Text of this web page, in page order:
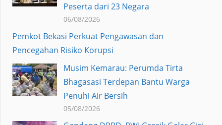
Peserta dari 23 Negara
06/08/2026
Pemkot Bekasi Perkuat Pengawasan dan
Pencegahan Risiko Korupsi
Musim Kemarau: Perumda Tirta
Bhagasasi Terdepan Bantu Warga
Penuhi Air Bersih
05/08/2026